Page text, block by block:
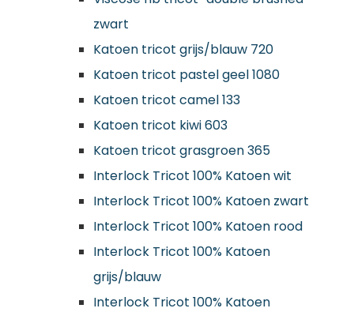
zwart
Katoen tricot grijs/blauw 720
Katoen tricot pastel geel 1080
Katoen tricot camel 133
Katoen tricot kiwi 603
Katoen tricot grasgroen 365
Interlock Tricot 100% Katoen wit
Interlock Tricot 100% Katoen zwart
Interlock Tricot 100% Katoen rood
Interlock Tricot 100% Katoen
grijs/blauw
Interlock Tricot 100% Katoen